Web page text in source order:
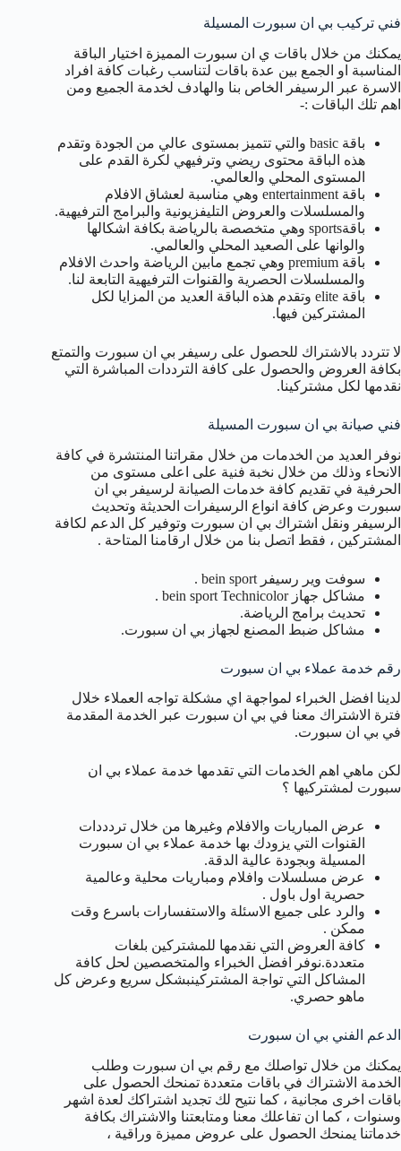
فني تركيب بي ان سبورت المسيلة
يمكنك من خلال باقات ي ان سبورت المميزة اختيار الباقة
المناسبة او الجمع بين عدة باقات لتناسب رغبات كافة افراد
الاسرة عبر الرسيفر الخاص بنا والهادف لخدمة الجميع ومن
اهم تلك الباقات :-
باقة basic والتي تتميز بمستوى عالي من الجودة وتقدم
هذه الباقة محتوى ريضي وترفيهي لكرة القدم على
المستوى المحلي والعالمي.
باقة entertainment وهي مناسبة لعشاق الافلام
والمسلسلات والعروض التليفزيونية والبرامج الترفيهية.
باقةsports وهي متخصصة بالرياضة بكافة اشكالها
والوانها على الصعيد المحلي والعالمي.
باقة premium وهي تجمع مابين الرياضة واحدث الافلام
والمسلسلات الحصرية والقنوات الترفيهية التابعة لنا.
باقة elite وتقدم هذه الباقة العديد من المزايا لكل
المشتركين فيها.
لا تتردد بالاشتراك للحصول على رسيفر بي ان سبورت والتمتع
بكافة العروض والحصول على كافة الترددات المباشرة التي
نقدمها لكل مشتركينا.
فني صيانة بي ان سبورت المسيلة
نوفر العديد من الخدمات من خلال مقراتنا المنتشرة في كافة
الانحاء وذلك من خلال نخبة فنية على اعلى مستوى من
الحرفية في تقديم كافة خدمات الصيانة لرسيفر بي ان
سبورت وعرض كافة انواع الرسيفرات الحديثة وتحديث
الرسيفر ونقل اشتراك بي ان سبورت وتوفير كل الدعم لكافة
المشتركين ، فقط اتصل بنا من خلال ارقامنا المتاحة .
سوفت وير رسيفر bein sport .
مشاكل جهاز bein sport Technicolor .
تحديث برامج الرياضة.
مشاكل ضبط المصنع لجهاز بي ان سبورت.
رقم خدمة عملاء بي ان سبورت
لدينا افضل الخبراء لمواجهة اي مشكلة تواجه العملاء خلال
فترة الاشتراك معنا في بي ان سبورت عبر الخدمة المقدمة
في بي ان سبورت.
لكن ماهي اهم الخدمات التي تقدمها خدمة عملاء بي ان
سبورت لمشتركيها ؟
عرض المباريات والافلام وغيرها من خلال تردددات
القنوات التي يزودك بها خدمة عملاء بي ان سبورت
المسيلة وبجودة عالية الدقة.
عرض مسلسلات وافلام ومباريات محلية وعالمية
حصرية اول باول .
والرد على جميع الاسئلة والاستفسارات باسرع وقت
ممكن .
كافة العروض التي نقدمها للمشتركين بلغات
متعددة.نوفر افضل الخبراء والمتخصصين لحل كافة
المشاكل التي تواجة المشتركينبشكل سريع وعرض كل
ماهو حصري.
الدعم الفني بي ان سبورت
يمكنك من خلال تواصلك مع رقم بي ان سبورت وطلب
الخدمة الاشتراك في باقات متعددة تمنحك الحصول على
باقات اخرى مجانية ، كما نتيح لك تجديد اشتراكك لعدة اشهر
وسنوات ، كما ان تفاعلك معنا ومتابعتنا والاشتراك بكافة
خدماتنا يمنحك الحصول على عروض مميزة وراقية ،